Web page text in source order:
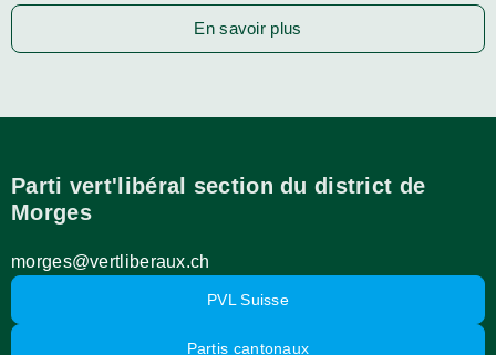
En savoir plus
Parti vert'libéral section du district de
Morges
morges@vertliberaux.ch
PVL Suisse
Partis cantonaux